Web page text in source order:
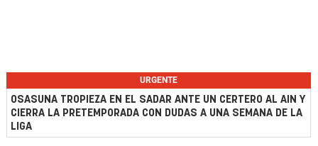
URGENTE
OSASUNA TROPIEZA EN EL SADAR ANTE UN CERTERO AL AIN Y
CIERRA LA PRETEMPORADA CON DUDAS A UNA SEMANA DE LA
LIGA